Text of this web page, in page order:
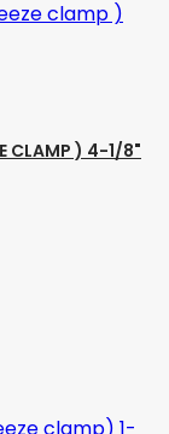
CLAMP ) 4-1/8"